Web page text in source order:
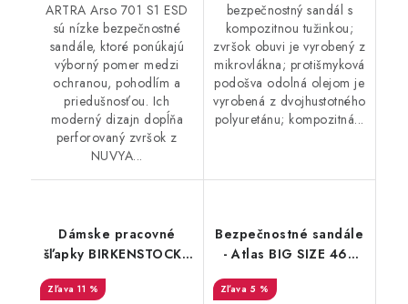
ARTRA Arso 701 S1 ESD
sú nízke bezpečnostné
sandále, ktoré ponúkajú
výborný pomer medzi
ochranou, pohodlím a
priedušnosťou. Ich
moderný dizajn dopĺňa
perforovaný zvršok z
NUVYA...
bezpečnostný sandál s
kompozitnou tužinkou;
zvršok obuvi je vyrobený z
mikrovlákna; protišmyková
podošva odolná olejom je
vyrobená z dvojhustotného
polyuretánu; kompozitná...
Dámske pracovné
šľapky BIRKENSTOCK -
Birkenstock Kay ESD
Flower Rosa - 54281
11 %
Bezpečnostné sandále
- Atlas BIG SIZE 465
S1P ESD - čierna -
modrá 25927
5 %